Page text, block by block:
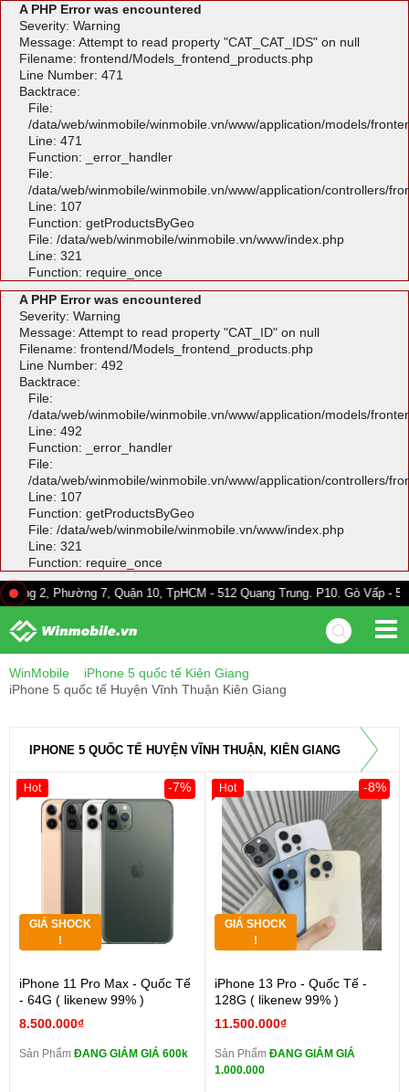
A PHP Error was encountered
Severity: Warning
Message: Attempt to read property "CAT_CAT_IDS" on null
Filename: frontend/Models_frontend_products.php
Line Number: 471
Backtrace:
File:
/data/web/winmobile/winmobile.vn/www/application/models/
Line: 471
Function: _error_handler
File:
/data/web/winmobile/winmobile.vn/www/application/controllers/
Line: 107
Function: getProductsByGeo
File: /data/web/winmobile/winmobile.vn/www/index.php
Line: 321
Function: require_once
A PHP Error was encountered
Severity: Warning
Message: Attempt to read property "CAT_ID" on null
Filename: frontend/Models_frontend_products.php
Line Number: 492
Backtrace:
File:
/data/web/winmobile/winmobile.vn/www/application/models/
Line: 492
Function: _error_handler
File:
/data/web/winmobile/winmobile.vn/www/application/controllers/
Line: 107
Function: getProductsByGeo
File: /data/web/winmobile/winmobile.vn/www/index.php
Line: 321
Function: require_once
7, Quận 10, TpHCM - 512 Quang Trung. P10. Gò Vấp - 528A
WinMobile
iPhone 5 quốc tế Kiên Giang
iPhone 5 quốc tế Huyện Vĩnh Thuận Kiên Giang
IPHONE 5 QUỐC TẾ HUYỆN VĨNH THUẬN, KIÊN GIANG
GIÁ SHOCK
!
iPhone 11 Pro Max - Quốc Tế
- 64G ( likenew 99% )
8.500.000₫
-7%
Sản Phẩm ĐANG GIẢM GIÁ 600k
Hot
GIÁ SHOCK
!
iPhone 13 Pro - Quốc Tế -
128G ( likenew 99% )
11.500.000₫
-8%
Sản Phẩm ĐANG GIẢM GIÁ
1.000.000
Hot